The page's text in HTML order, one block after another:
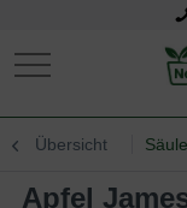
Übersicht
Apfel James Grieve 'Boden-Spalier'